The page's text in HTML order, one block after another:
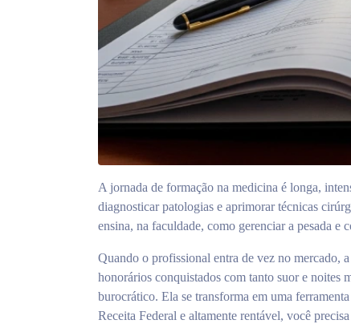
A jornada de formação na medicina é longa,
diagnosticar patologias e aprimorar técnicas
ensina, na faculdade, como gerenciar a pesada e
Quando o profissional entra de vez no mercado,
honorários conquistados com tanto suor e noites
burocrático. Ela se transforma em uma
Receita Federal e altamente rentável, você